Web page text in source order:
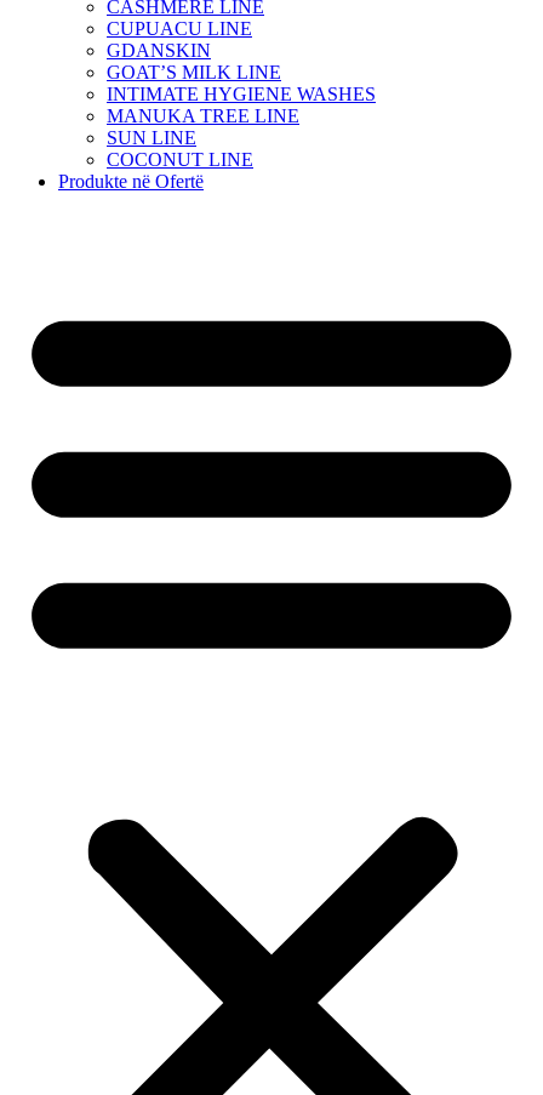
CASHMERE LINE
CUPUACU LINE
GDANSKIN
GOAT’S MILK LINE
INTIMATE HYGIENE WASHES
MANUKA TREE LINE
SUN LINE
COCONUT LINE
Produkte në Ofertë